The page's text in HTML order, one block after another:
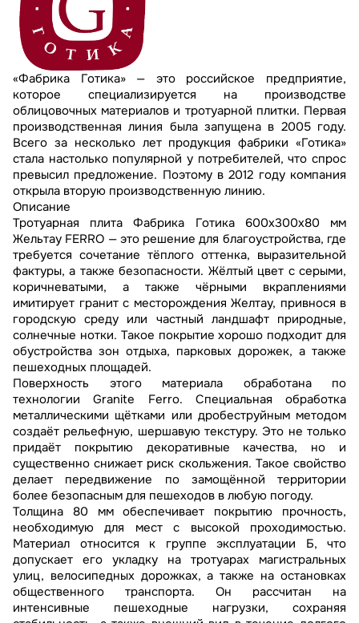
«Фабрика Готика» — это российское предприятие,
которое специализируется на производстве
облицовочных материалов и тротуарной плитки. Первая
производственная линия была запущена в 2005 году.
Всего за несколько лет продукция фабрики «Готика»
стала настолько популярной у потребителей, что спрос
превысил предложение. Поэтому в 2012 году компания
открыла вторую производственную линию.
Описание
Тротуарная плита Фабрика Готика 600x300x80 мм
Жельтау FERRO — это решение для благоустройства, где
требуется сочетание тёплого оттенка, выразительной
фактуры, а также безопасности. Жёлтый цвет с серыми,
коричневатыми, а также чёрными вкраплениями
имитирует гранит с месторождения Желтау, привнося в
городскую среду или частный ландшафт природные,
солнечные нотки. Такое покрытие хорошо подходит для
обустройства зон отдыха, парковых дорожек, а также
пешеходных площадей.
Поверхность этого материала обработана по
технологии Granite Ferro. Специальная обработка
металлическими щётками или дробеструйным методом
создаёт рельефную, шершавую текстуру. Это не только
придаёт покрытию декоративные качества, но и
существенно снижает риск скольжения. Такое свойство
делает передвижение по замощённой территории
более безопасным для пешеходов в любую погоду.
Толщина 80 мм обеспечивает покрытию прочность,
необходимую для мест с высокой проходимостью.
Материал относится к группе эксплуатации Б, что
допускает его укладку на тротуарах магистральных
улиц, велосипедных дорожках, а также на остановках
общественного транспорта. Он рассчитан на
интенсивные пешеходные нагрузки, сохраняя